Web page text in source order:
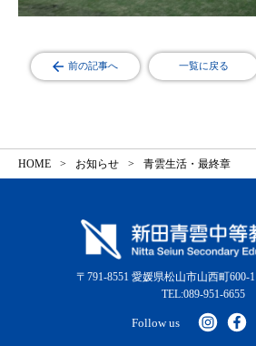
前の記事へ 一覧に戻る
HOME お知らせ 青雲生活・最終章
〒791-8551 愛媛県松山市山西町600-1
TEL:089-951-6655
Follow us